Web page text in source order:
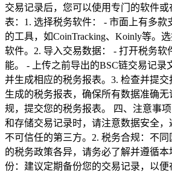
交易记录后，您可以使用专门的软件
表：1. 选择税务软件： - 市面上有多款
的工具，如CoinTracking、Koinly等。
软件。2. 导入交易数据： - 打开税务软
能。 - 上传之前导出的BSC链交易记录
并生成相应的税务报表。3. 检查并提
生成的税务报表，确保所有数据准确
规，提交您的税务报表。 四、注意事
和存储交易记录时，请注意数据安全
不可信任的第三方。2. 税务合规：不
的税务政策各异，请务必了解并遵循
份：建议定期备份您的交易记录，以便